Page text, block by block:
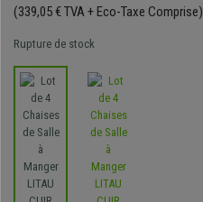
(339,05 € TVA + Eco-Taxe Comprise)
Rupture de stock